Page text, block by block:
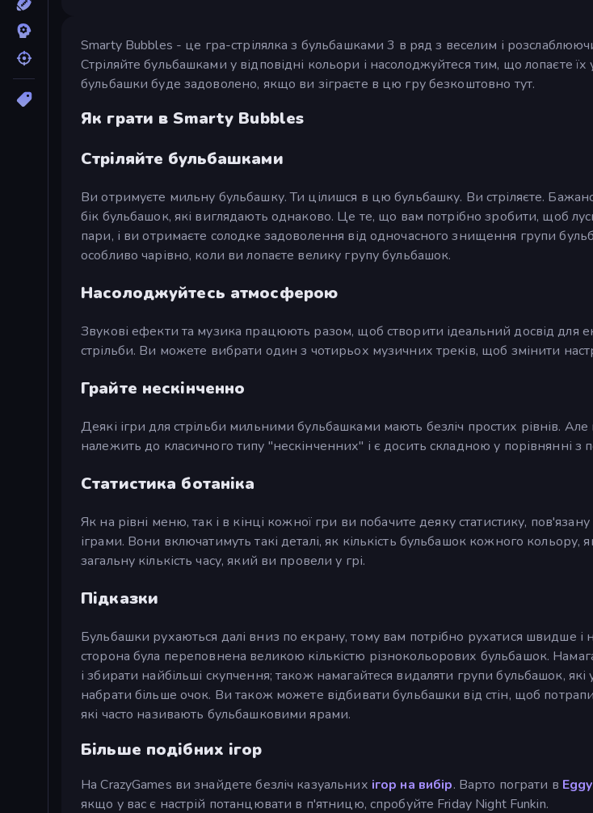
Smarty Bubbles - це гра-стрілялка з бульбашками 3 в ряд з веселим і
Стріляйте бульбашками у відповідні кольори і насолоджуйтеся тим, що лопаєте
бульбашки буде задоволено, якщо ви зіграєте в цю гру безкоштовно тут.
Як грати в Smarty Bubbles
Стріляйте бульбашками
Ви отримуєте мильну бульбашку. Ти цілишся в цю бульбашку. Ви стріляєте.
бік бульбашок, які виглядають однаково. Це те, що вам потрібно зробити, щоб
пари, і ви отримаєте солодке задоволення від одночасного знищення групи
особливо чарівно, коли ви лопаєте велику групу бульбашок.
Насолоджуйтесь атмосферою
Звукові ефекти та музика працюють разом, щоб створити ідеальний досвід для
стрільби. Ви можете вибрати один з чотирьох музичних треків, щоб змінити
Грайте нескінченно
Деякі ігри для стрільби мильними бульбашками мають безліч простих рівнів.
належить до класичного типу "нескінченних" і є досить складною у порівнянні з
Статистика ботаніка
Як на рівні меню, так і в кінці кожної гри ви побачите деяку статистику,
іграми. Вони включатимуть такі деталі, як кількість бульбашок кожного кольору,
загальну кількість часу, який ви провели у грі.
Підказки
Бульбашки рухаються далі вниз по екрану, тому вам потрібно рухатися швидше і
сторона була переповнена великою кількістю різнокольорових бульбашок.
і збирати найбільші скупчення; також намагайтеся видаляти групи бульбашок,
набрати більше очок. Ви також можете відбивати бульбашки від стін, щоб
які часто називають бульбашковими ярами.
Більше подібних ігор
На CrazyGames ви знайдете безліч казуальних ігор на вибір. Варто пограти в
якщо у вас є настрій потанцювати в п'ятницю, спробуйте Friday Night Funkin.